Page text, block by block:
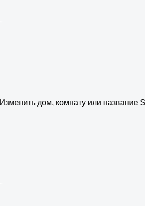
Изменить дом, комнату или название